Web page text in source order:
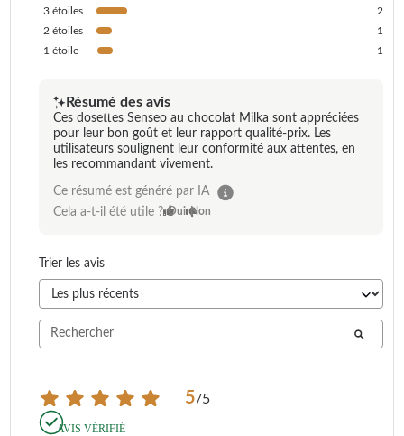
3 étoiles
2
2 étoiles
1
1 étoile 1
Résumé des avis
Ces dosettes Senseo au chocolat Milka sont appréciées
pour leur bon goût et leur rapport qualité-prix. Les
utilisateurs soulignent leur conformité aux attentes, en
les recommandant vivement.
Ce résumé est généré par IA
Cela a-t-il été utile ? Oui Non
Trier les avis
5/5
AVIS VÉRIFIÉ